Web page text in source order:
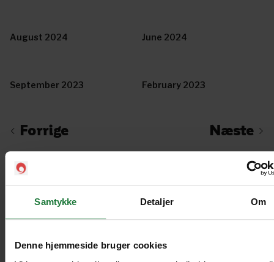
Samtykke Detaljer Om
Denne hjemmeside bruger cookies
Prøv en måned gratis
August 2024 June 2024
September 2023 February 2023
Forrige Næste